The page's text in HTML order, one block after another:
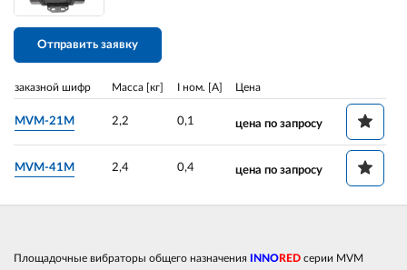
Отправить заявку
заказной шифр Масса [кг] I ном. [A] Цена
MVM-21M 2,2 0,1 цена по запросу
MVM-41M 2,4 0,4 цена по запросу
Площадочные вибраторы общего назначения INNORED серии MVM